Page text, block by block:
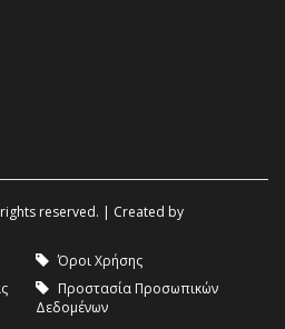
reserved. | Created by
Όροι Χρήσης
Προστασία Προσωπικών
Δεδομένων